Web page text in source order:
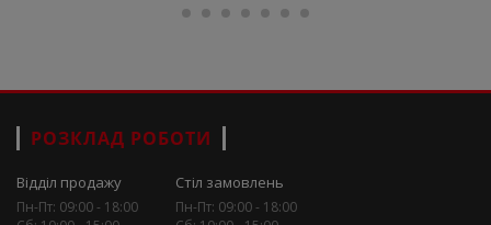
РОЗКЛАД РОБОТИ
Відділ продажу
Пн-Пт: 09:00 - 18:00
Стіл замовлень
Пн-Пт: 09:00 - 18:00